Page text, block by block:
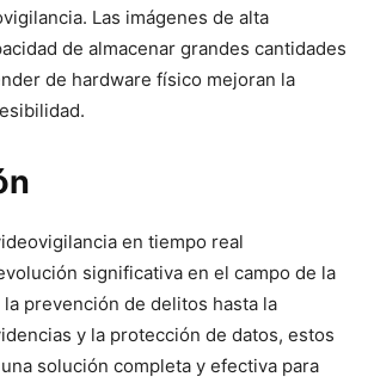
Las imágenes de alta
de almacenar grandes cantidades
de hardware físico mejoran la
en tiempo real
significativa en el campo de la
prevención de delitos hasta la
y la protección de datos, estos
solución completa y efectiva para